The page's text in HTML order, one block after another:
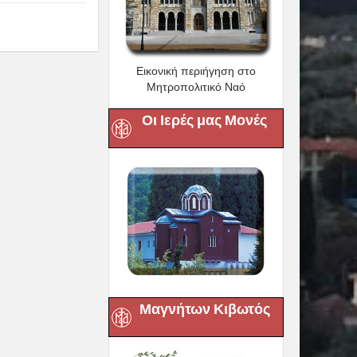
Εικονική περιήγηση στο
Μητροπολιτικό Ναό
Οι Ιερές μας Μονές
Μαγνήτων Κιβωτός